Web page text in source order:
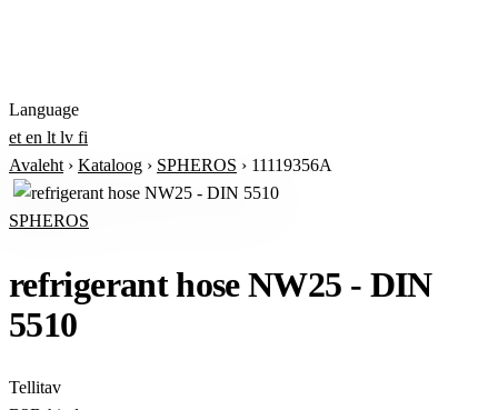
Language
et en lt lv fi
Avaleht › Kataloog › SPHEROS › 11119356A
SPHEROS
refrigerant hose NW25 - DIN
5510
Tellitav